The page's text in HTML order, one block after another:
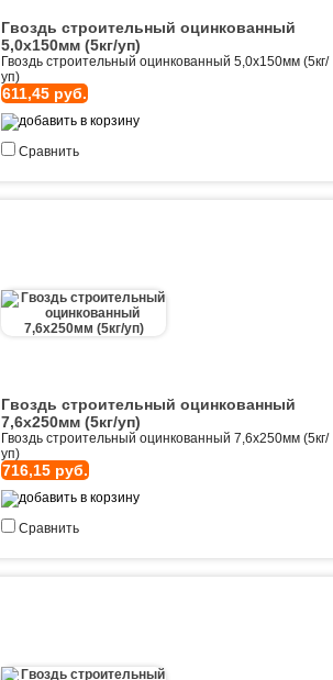
Гвоздь строительный оцинкованный
5,0х150мм (5кг/уп)
Гвоздь строительный оцинкованный 5,0х150мм (5кг/
уп)
611,45 руб.
Сравнить
Гвоздь строительный оцинкованный
7,6х250мм (5кг/уп)
Гвоздь строительный оцинкованный 7,6х250мм (5кг/
уп)
716,15 руб.
Сравнить